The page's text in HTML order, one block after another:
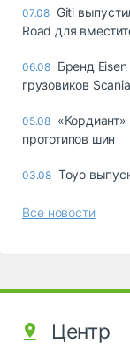
07.08 Giti
Road для
06.08 Бренд
грузовиков
05.08
прототипов шин
03.08 Toyo
Все новости
Центр